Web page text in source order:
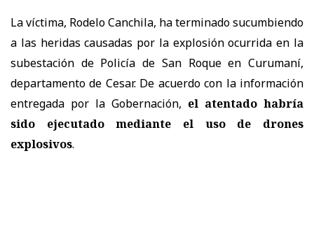
La víctima, Rodelo Canchila, ha terminado sucumbiendo
a las heridas causadas por la explosión ocurrida en la
subestación de Policía de San Roque en Curumaní,
departamento de Cesar. De acuerdo con la información
entregada por la Gobernación, el atentado habría
sido ejecutado mediante el uso de drones
explosivos.